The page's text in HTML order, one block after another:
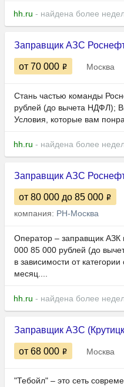
hh.ru - найдена более
Заправщик АЗС
от 70 000 Москва
Стань частью команды
рублей (до вычета НДФЛ);
Условия, которые вам
hh.ru - найдена более
Заправщик АЗС
от 80 000 до 85 000
компания: РН-Москва
Оператор – заправщик
000 85 000 рублей (до
в зависимости от
месяц....
hh.ru - найдена более
Заправщик АЗС
от 68 000 Москва
"Тебойл" – это сеть